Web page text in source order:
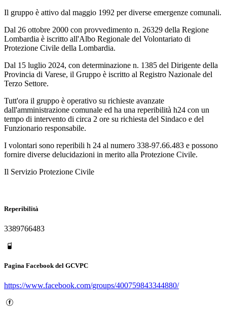
Il gruppo è attivo dal maggio 1992 per diverse emergenze comunali.
Dal 26 ottobre 2000 con provvedimento n. 26329 della Regione
Lombardia è iscritto all'Albo Regionale del Volontariato di
Protezione Civile della Lombardia.
Dal 15 luglio 2024, con determinazione n. 1385 del Dirigente della
Provincia di Varese, il Gruppo è iscritto al Registro Nazionale del
Terzo Settore.
Tutt'ora il gruppo è operativo su richieste avanzate
dall'amministrazione comunale ed ha una reperibilità h24 con un
tempo di intervento di circa 2 ore su richiesta del Sindaco e del
Funzionario responsabile.
I volontari sono reperibili h 24 al numero 338-97.66.483 e possono
fornire diverse delucidazioni in merito alla Protezione Civile.
Il Servizio Protezione Civile
Reperibilità
3389766483
Pagina Facebook del GCVPC
https://www.facebook.com/groups/400759843344880/